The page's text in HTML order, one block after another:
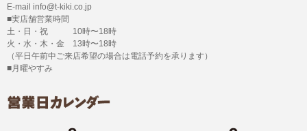
E-mail info@t-kiki.co.jp
■実店舗営業時間
土・日・祝 10時〜18時
火・水・木・金 13時〜18時
（平日午前中ご来店希望の場合は電話予約を承ります）
■月曜やすみ